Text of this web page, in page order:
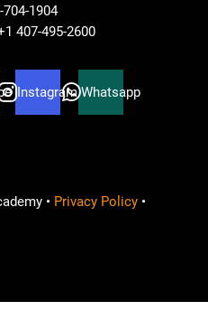
1904
407-495-2600
InstagramWhatsapp
• Privacy Policy •